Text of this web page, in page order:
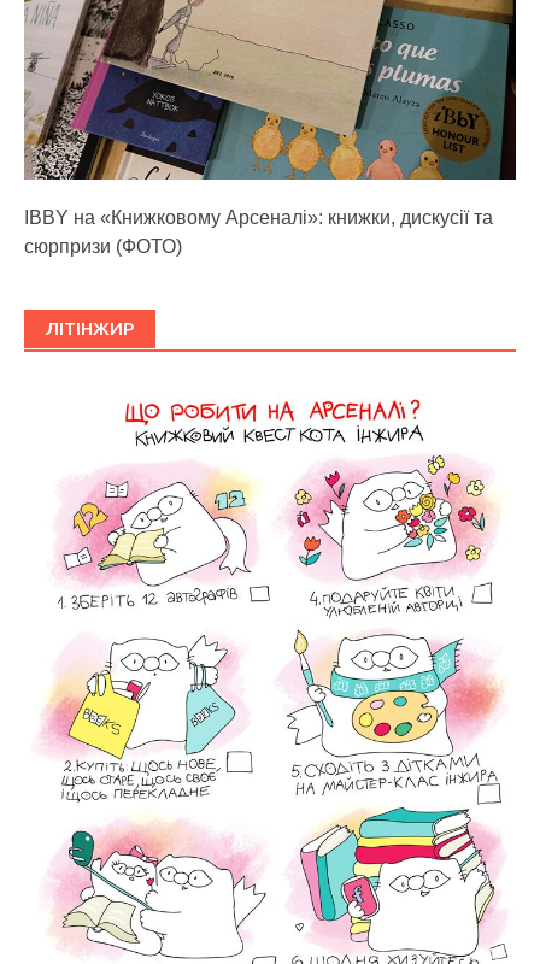
IBBY на «Книжковому Арсеналі»: книжки, дискусії та
сюрпризи (ФОТО)
ЛІТІНЖИР